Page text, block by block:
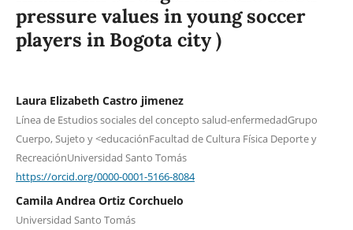
pressure values in young soccer
players in Bogota city )
Laura Elizabeth Castro jimenez
Línea de Estudios sociales del concepto salud-enfermedadGrupo
Cuerpo, Sujeto y <educaciónFacultad de Cultura Física Deporte y
RecreaciónUniversidad Santo Tomás
https://orcid.org/0000-0001-5166-8084
Camila Andrea Ortiz Corchuelo
Universidad Santo Tomás